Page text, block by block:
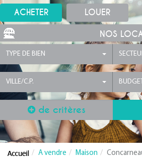
ACHETER LOUER
NOS
TYPE DE BIEN
VILLE/C.P. BUDGET
de critères
A vendre Maison